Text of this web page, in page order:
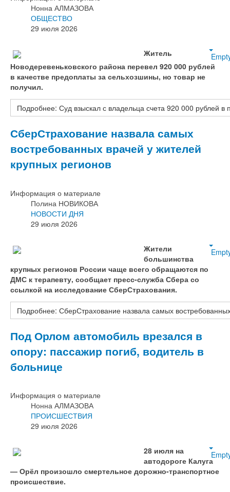
Нонна АЛМАЗОВА
ОБЩЕСТВО
29 июля 2026
Житель
Новодеревеньковского района перевел 920 000 рублей
в качестве предоплаты за сельхозшины, но товар не
получил.
Подробнее: Суд взыскал с владельца счета 920 000 рублей в
СберСтрахование назвала самых
востребованных врачей у жителей
крупных регионов
Информация о материале
Полина НОВИКОВА
НОВОСТИ ДНЯ
29 июля 2026
Жители
большинства
крупных регионов России чаще всего обращаются по
ДМС к терапевту, сообщает пресс-служба Сбера со
ссылкой на исследование СберСтрахования.
Подробнее: СберСтрахование назвала самых
Под Орлом автомобиль врезался в
опору: пассажир погиб, водитель в
больнице
Информация о материале
Нонна АЛМАЗОВА
ПРОИСШЕСТВИЯ
29 июля 2026
28 июля на
автодороге Калуга
— Орёл произошло смертельное дорожно-транспортное
происшествие.